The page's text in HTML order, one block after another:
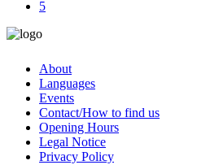
About
Languages
Events
Contact/How to find us
Opening Hours
Legal Notice
Privacy Policy